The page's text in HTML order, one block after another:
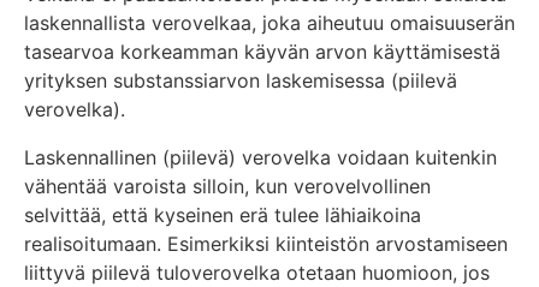
laskennallista verovelkaa, joka aiheutuu omaisuuserän
tasearvoa korkeamman käyvän arvon käyttämisestä
yrityksen substanssiarvon laskemisessa (piilevä
verovelka).
Laskennallinen (piilevä) verovelka voidaan kuitenkin
vähentää varoista silloin, kun verovelvollinen
selvittää, että kyseinen erä tulee lähiaikoina
realisoitumaan. Esimerkiksi kiinteistön arvostamiseen
liittyvä piilevä tuloverovelka otetaan huomioon, jos